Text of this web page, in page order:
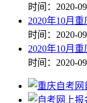
时间：2020-
2020年10月
时间：2020-
2020年10月
时间：2020-